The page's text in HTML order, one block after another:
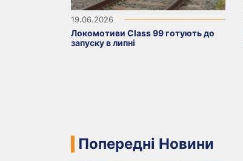
19.06.2026
Локомотиви Class 99 готують до
запуску в липні
Попередні Новини